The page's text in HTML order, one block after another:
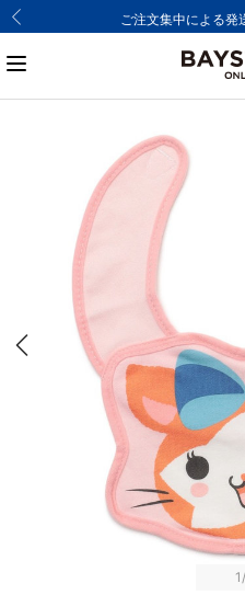
ご注文集中による発
1